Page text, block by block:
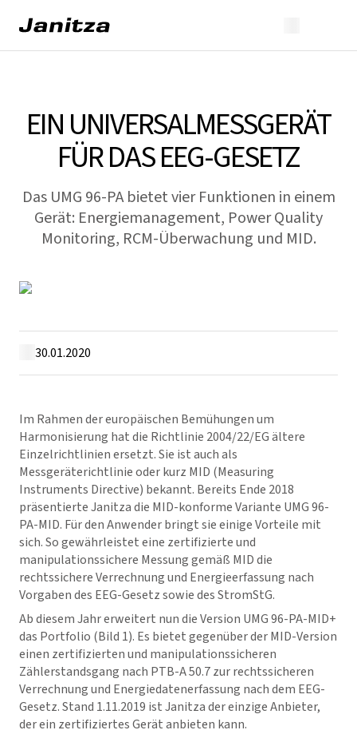
EIN UNIVERSALMESSGERÄT
FÜR DAS EEG-GESETZ
Das UMG 96-PA bietet vier Funktionen in einem
Gerät: Energiemanagement, Power Quality
Monitoring, RCM-Überwachung und MID.
30.01.2020
Im Rahmen der europäischen Bemühungen um
Harmonisierung hat die Richtlinie 2004/22/EG ältere
Einzelrichtlinien ersetzt. Sie ist auch als
Messgeräterichtlinie oder kurz MID (Measuring
Instruments Directive) bekannt. Bereits Ende 2018
präsentierte Janitza die MID-konforme Variante UMG 96-
PA-MID. Für den Anwender bringt sie einige Vorteile mit
sich. So gewährleistet eine zertifizierte und
manipulationssichere Messung gemäß MID die
rechtssichere Verrechnung und Energieerfassung nach
Vorgaben des EEG-Gesetz sowie des StromStG.
Ab diesem Jahr erweitert nun die Version UMG 96-PA-MID+
das Portfolio (Bild 1). Es bietet gegenüber der MID-Version
einen zertifizierten und manipulationssicheren
Zählerstandsgang nach PTB-A 50.7 zur rechtssicheren
Verrechnung und Energiedatenerfassung nach dem EEG-
Gesetz. Stand 1.11.2019 ist Janitza der einzige Anbieter,
der ein zertifiziertes Gerät anbieten kann.